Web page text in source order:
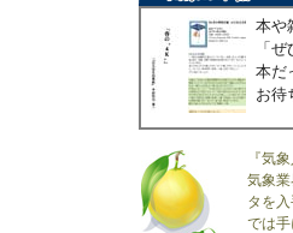
本や
「
本だ
お待
『気
気象
タを
では